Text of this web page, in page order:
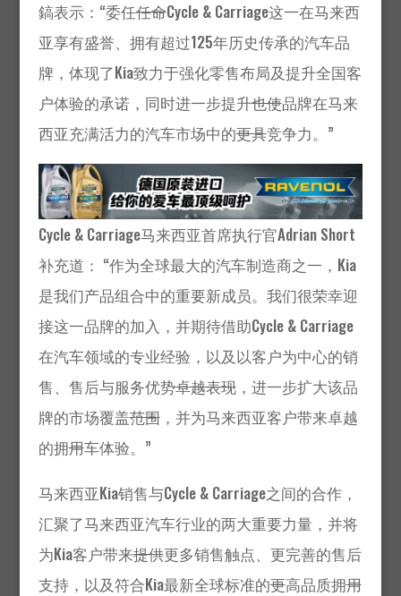
鎬表示：“委任任命Cycle & Carriage这一在马来西
亚享有盛誉、拥有超过125年历史传承的汽车品
牌，体现了Kia致力于强化零售布局及提升全国客
户体验的承诺，同时进一步提升也使品牌在马来
西亚充满活力的汽车市场中的更具竞争力。”
Cycle & Carriage马来西亚首席执行官Adrian Short
补充道： “作为全球最大的汽车制造商之一，Kia
是我们产品组合中的重要新成员。我们很荣幸迎
接这一品牌的加入，并期待借助Cycle & Carriage
在汽车领域的专业经验，以及以客户为中心的销
售、售后与服务优势卓越表现，进一步扩大该品
牌的市场覆盖范围，并为马来西亚客户带来卓越
的拥用车体验。”
马来西亚Kia销售与Cycle & Carriage之间的合作，
汇聚了马来西亚汽车行业的两大重要力量，并将
为Kia客户带来提供更多销售触点、更完善的售后
支持，以及符合Kia最新全球标准的更高品质拥用